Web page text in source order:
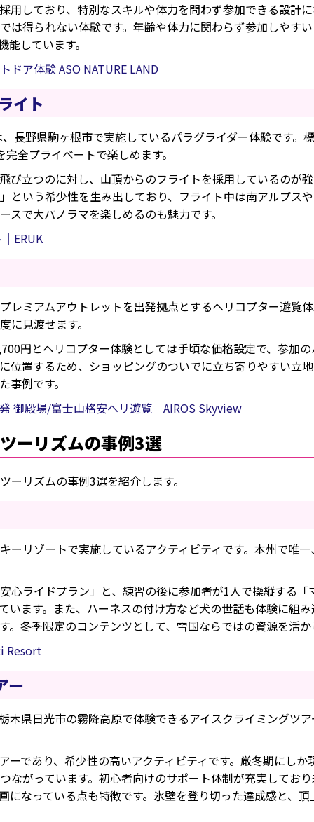
用しており、特別なスキルや体力を問わず参加できる設計
は得られない体験です。年齢や体力に関わらず参加しやす
しています。
ドア体験 ASO NATURE LAND
イト
長野県駒ヶ根市で実施しているパラグライダー体験です。
全プライベートで楽しめます。
び立つのに対し、山頂からのフライトを採用しているのが
という希少性を生み出しており、フライト中は南アルプス
で大パノラマを楽しめるのも魅力です。
ERUK
レミアムアウトレットを出発拠点とするヘリコプター遊覧
に見渡せます。
円とヘリコプター体験としては手頃な価格設定で、参加
位置するため、ショッピングのついでに立ち寄りやすい立
例です。
御殿場/富士山格安ヘリ遊覧｜AIROS Skyview
ーリズムの事例3選
リズムの事例3選を紹介します。
ーリゾートで実施しているアクティビティです。本州で唯
心ライドプラン」と、練習の後に参加者が1人で操縦する
います。また、ハーネスの付け方など犬の世話も体験に組
。冬季限定のコンテンツとして、雪国ならではの資源を活
Resort
ー
木県日光市の霧降高原で体験できるアイスクライミングツ
ーであり、希少性の高いアクティビティです。厳冬期にし
ながっています。初心者向けのサポート体制が充実してお
になっている点も特徴です。氷壁を登り切った達成感と、